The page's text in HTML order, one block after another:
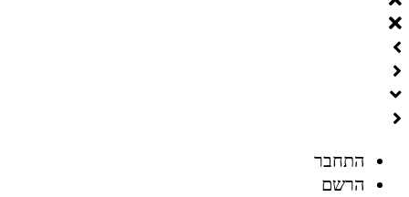
התחבר
הרשם